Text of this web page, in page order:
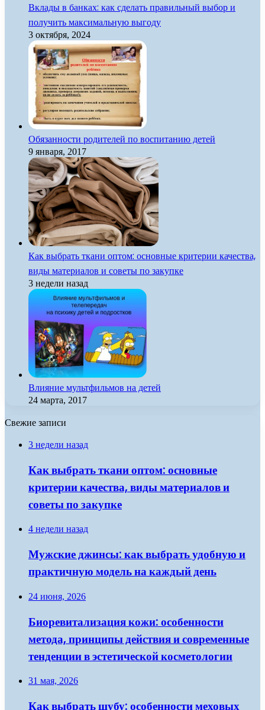
Вклады в банках: как сделать правильный выбор и
получить максимальную выгоду
3 октября, 2024
Обязанности родителей по воспитанию детей
9 января, 2017
Как выбрать ткани оптом: основные критерии качества,
виды материалов и советы по закупке
3 недели назад
Влияние мультфильмов на детей
24 марта, 2017
Свежие записи
3 недели назад
Как выбрать ткани оптом: основные
критерии качества, виды материалов и
советы по закупке
4 недели назад
Мужские джинсы: как выбрать удобную и
практичную модель на каждый день
24 июня, 2026
Биоревитализация кожи: особенности
метода, принципы действия и современные
тенденции в эстетической косметологии
31 мая, 2026
Как выбрать шубу: особенности меховых